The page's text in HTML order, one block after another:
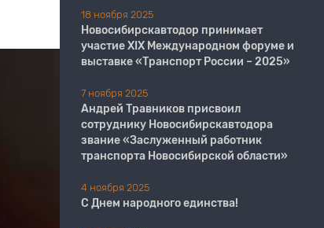
18 ноября 2025
Новосибирскавтодор принимает
участие XIX Международном форуме и
выставке «Транспорт России – 2025»
7 ноября 2025
Андрей Травников присвоил
сотруднику Новосибирскавтодора
звание «Заслуженный работник
транспорта Новосибирской области»
4 ноября 2025
С Днем народного единства!